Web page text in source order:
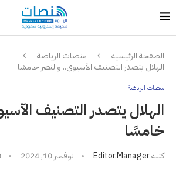
الصفحة الرئيسية
منصات الرياضة
الهلال يتصدر التصنيف الآسيوي.. والنصر خامسًا
منصات الرياضة
الهلال يتصدر التصنيف
خامسًا
كتبهEditor.manager نوفمبر 10, 2024 0